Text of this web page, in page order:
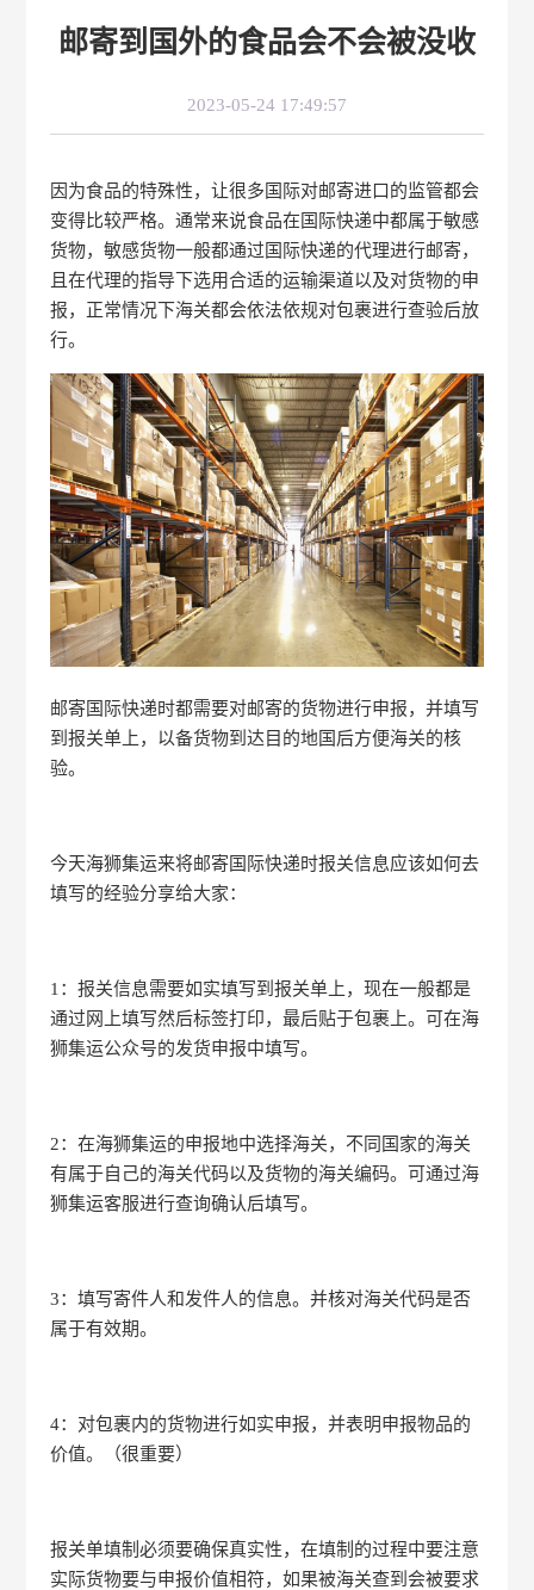
邮寄到国外的食品会不会被没收
2023-05-24 17:49:57
因为食品的特殊性，让很多国际对邮寄进口的监管都会
变得比较严格。通常来说食品在国际快递中都属于敏感
货物，敏感货物一般都通过国际快递的代理进行邮寄，
且在代理的指导下选用合适的运输渠道以及对货物的申
报，正常情况下海关都会依法依规对包裹进行查验后放
行。
邮寄国际快递时都需要对邮寄的货物进行申报，并填写
到报关单上，以备货物到达目的地国后方便海关的核
验。
今天海狮集运来将邮寄国际快递时报关信息应该如何去
填写的经验分享给大家：
1：报关信息需要如实填写到报关单上，现在一般都是
通过网上填写然后标签打印，最后贴于包裹上。可在海
狮集运公众号的发货申报中填写。
2：在海狮集运的申报地中选择海关，不同国家的海关
有属于自己的海关代码以及货物的海关编码。可通过海
狮集运客服进行查询确认后填写。
3：填写寄件人和发件人的信息。并核对海关代码是否
属于有效期。
4：对包裹内的货物进行如实申报，并表明申报物品的
价值。（很重要）
报关单填制必须要确保真实性，在填制的过程中要注意
实际货物要与申报价值相符，如果被海关查到会被要求